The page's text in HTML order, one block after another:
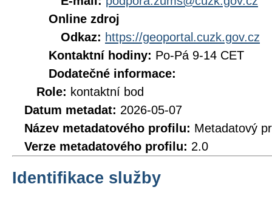
Online zdroj
Odkaz: https://geoportal.cuzk.gov.cz
Kontaktní hodiny: Po-Pá 9-14 CET
Dodatečné informace:
Role: kontaktní bod
Datum metadat: 2026-05-07
Název metadatového profilu: Metadatový
Verze metadatového profilu: 2.0
Identifikace služby